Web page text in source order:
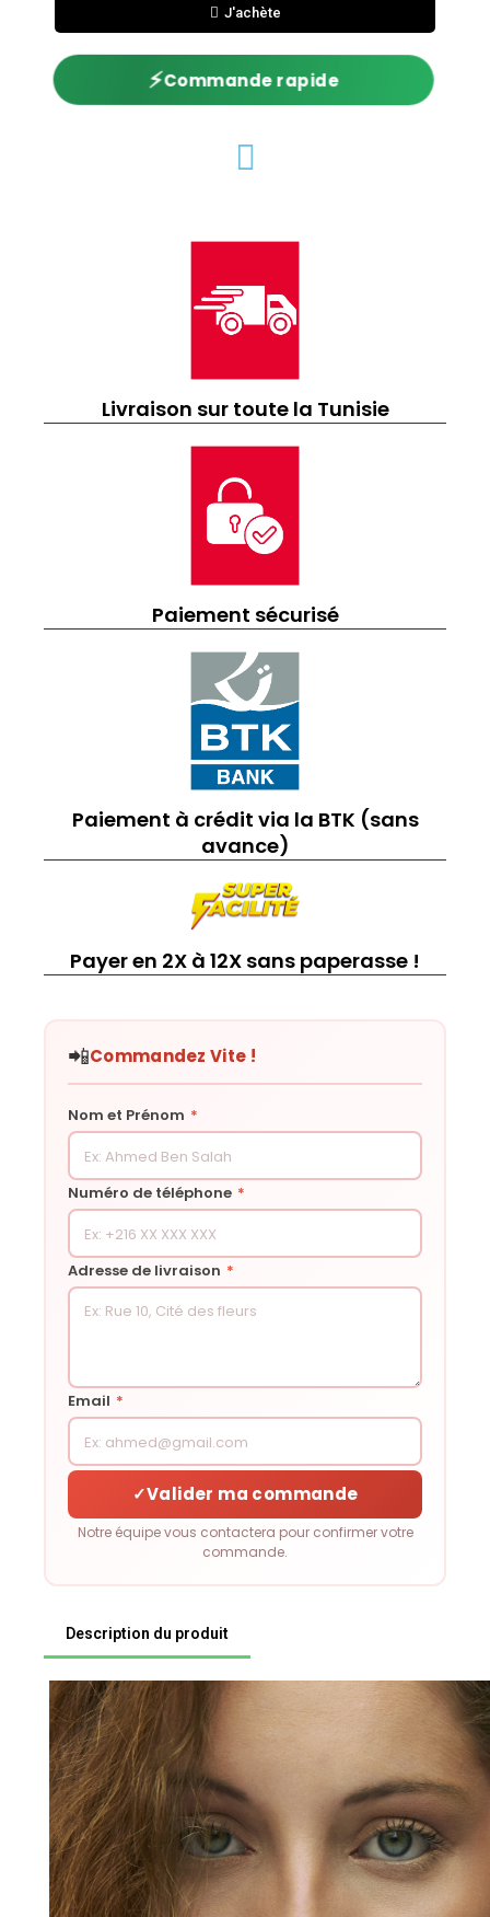
J'achète
⚡Commande rapide
Livraison sur toute la Tunisie
Paiement sécurisé
Paiement à crédit via la BTK (sans
avance)
Payer en 2X à 12X sans paperasse !
📲Commandez Vite !
Nom et Prénom *
Numéro de téléphone *
Adresse de livraison *
Email *
✓Valider ma commande
Notre équipe vous contactera pour confirmer votre
commande.
Description du produit